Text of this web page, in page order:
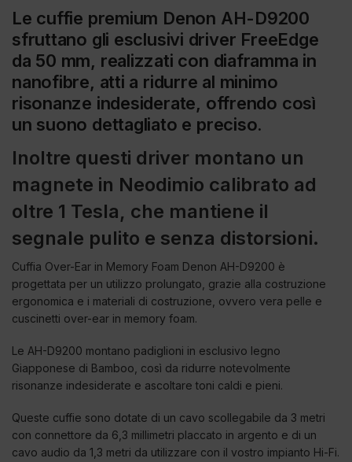
Le cuffie premium Denon AH-D9200
sfruttano gli esclusivi driver FreeEdge
da 50 mm, realizzati con diaframma in
nanofibre, atti a ridurre al minimo
risonanze indesiderate, offrendo così
un suono dettagliato e preciso.
Inoltre questi driver montano un
magnete in Neodimio calibrato ad
oltre 1 Tesla, che mantiene il
segnale pulito e senza distorsioni.
Cuffia Over-Ear in Memory Foam Denon AH-D9200 è
progettata per un utilizzo prolungato, grazie alla costruzione
ergonomica e i materiali di costruzione, ovvero vera pelle e
cuscinetti over-ear in memory foam.
Le AH-D9200 montano padiglioni in esclusivo legno
Giapponese di Bamboo, così da ridurre notevolmente
risonanze indesiderate e ascoltare toni caldi e pieni.
Queste cuffie sono dotate di un cavo scollegabile da 3 metri
con connettore da 6,3 millimetri placcato in argento e di un
cavo audio da 1,3 metri da utilizzare con il vostro impianto Hi-Fi.